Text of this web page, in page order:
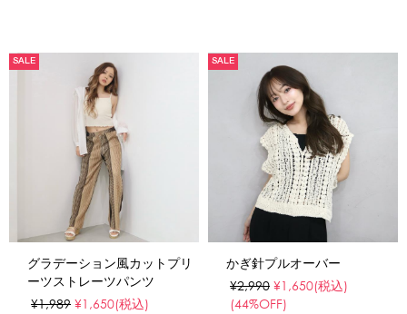
SALE
グラデーション風カットプリ
ーツストレーツパンツ
¥1,989 ¥1,650(税込)
SALE
かぎ針プルオーバー
¥2,990 ¥1,650(税込)
(44%OFF)